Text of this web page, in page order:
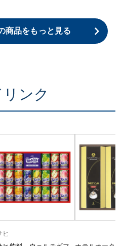
商品をもっと見る
ンク
ヒ